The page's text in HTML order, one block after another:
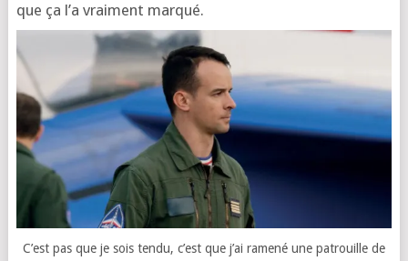
que ça l’a vrai­ment marqué.
C’est pas que je sois ten­du, c’est que j’ai rame­né une patrouille de